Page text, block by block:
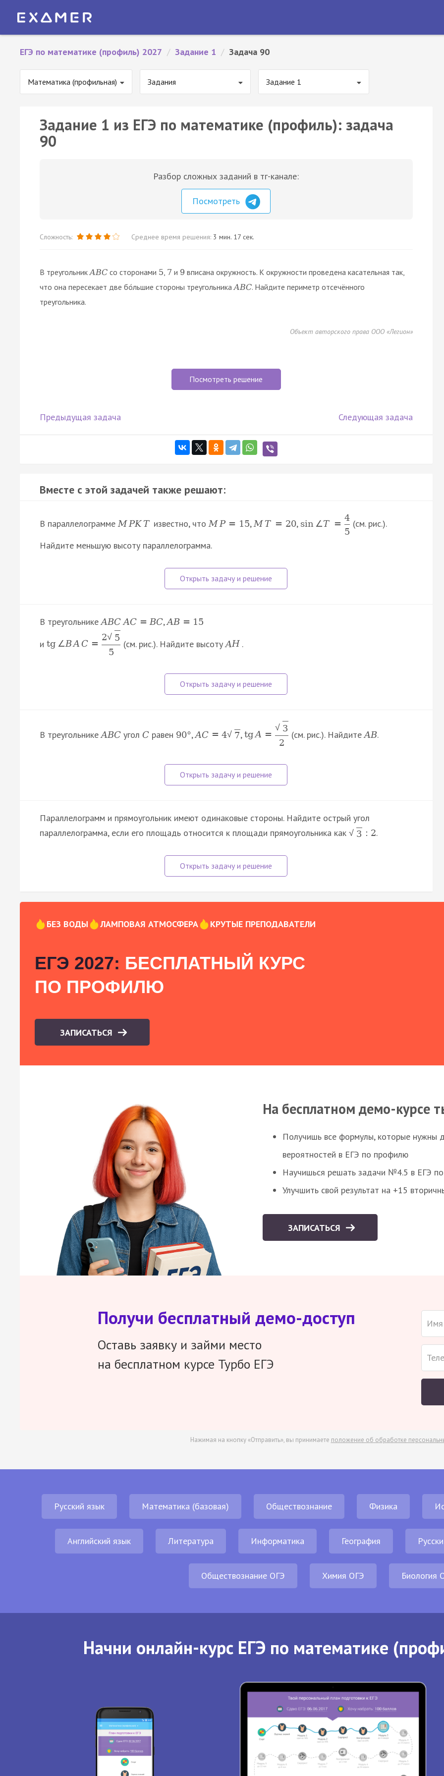
ЕГЭ по математике (профиль) 2027 / Задание 1 / Задача 90
Математика (профильная) Задания Задание 1
Задание 1 из ЕГЭ по математике (профиль): задача
90
Разбор сложных заданий в тг-канале:
Посмотреть
Сложность: Среднее время решения: 3 мин. 17 сек.
В треугольник ABC со сторонами 5 7 и 9 вписана окружность. К окружности проведена касательная так,
что она пересекает две бо́льшие стороны треугольника ABC. Найдите периметр отсечённого
треугольника.
Объект авторского права ООО «Легион»
Посмотреть решение
Предыдущая задача Следующая задача
Вместе с этой задачей также решают:
В параллелограммеM PK T известно, чтоM P = 15,M T = 20, sin ∠T =
4
5
(см. рис.).
Найдите меньшую высоту параллелограмма.
В треугольникеABC AC = BC,AB = 15
и tg ∠BA C =
2√ 5
5
(см. рис.). Найдите высотуAH .
В треугольнике ABC угол C равен 90°, AC = 4√ 7,tg A =
√ 3
2
(см. рис.). НайдитеAB.
Параллелограмм и прямоугольник имеют одинаковые стороны. Найдите острый угол
параллелограмма, если его площадь относится к площади прямоугольника как √ 3 : 2.
БЕЗ ВОДЫ ЛАМПОВАЯ АТМОСФЕРА КРУТЫЕ ПРЕПОДАВАТЕЛИ
ЕГЭ 2027: БЕСПЛАТНЫЙ КУРС
ПО ПРОФИЛЮ
ЗАПИСАТЬСЯ
На бесплатном демо-курсе
Получишь все формулы, которые
вероятностей в ЕГЭ по профилю
Научишься решать задачи №4.5 в ЕГЭ
Улучшить свой результат на +15
ЗАПИСАТЬСЯ
Получи бесплатный демо-доступ
Оставь заявку и займи место
на бесплатном курсе Турбо ЕГЭ
Нажимая на кнопку «Отправить», вы принимаете положение об обработке
Русский язык Математика (базовая) Обществознание Физика
Английский язык Литература Информатика География
Обществознание ОГЭ Химия ОГЭ Биология
Начни онлайн-курс ЕГЭ по математике